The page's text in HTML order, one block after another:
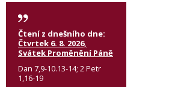
Čtení z dnešního dne:
Čtvrtek 6. 8. 2026,
Svátek Proměnění Páně
Dan 7,9-10.13-14; 2 Petr
1,16-19